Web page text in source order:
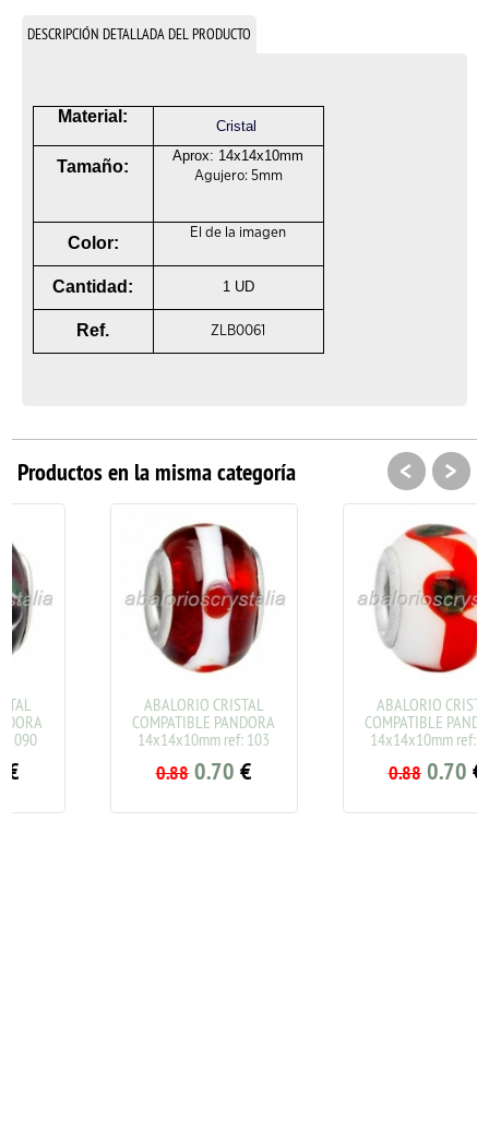
DESCRIPCIÓN DETALLADA DEL PRODUCTO
Material:
Cristal
Tamaño:
Aprox: 14x14x10mm
Agujero: 5mm
Color:
El de la imagen
Cantidad: 1 UD
Ref. ZLB0061
Productos en la misma categoría
ABALORIO CRISTAL
COMPATIBLE PANDORA
14x14x10mm ref: 103
0.70€
ABALORIO CRISTAL
COMPATIBLE PANDORA
14x14x10mm ref: 114
0.70€
< >